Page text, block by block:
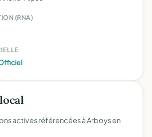
(RNA)
actives référencées à Arboys en